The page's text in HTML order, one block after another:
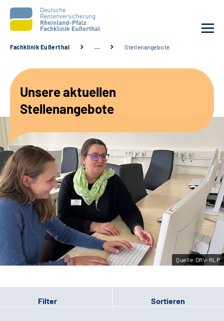
Unsere Angebote
Karriere
Beratungsstellen &
Zuweisende
Suche
Leichte Sprache
Gebärdensprache
Fachklinik Eußerthal … Stellenangebote
Unsere aktuellen
Stellenangebote
Quelle:DRV-RLP
Filter Sortieren